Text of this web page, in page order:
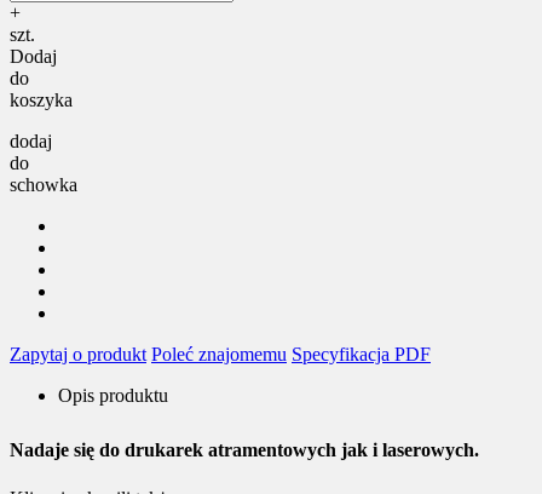
+
szt.
Dodaj
do
koszyka
dodaj
do
schowka
Zapytaj o produkt Poleć znajomemu Specyfikacja PDF
Opis produktu
Nadaje się do drukarek atramentowych jak i laserowych.